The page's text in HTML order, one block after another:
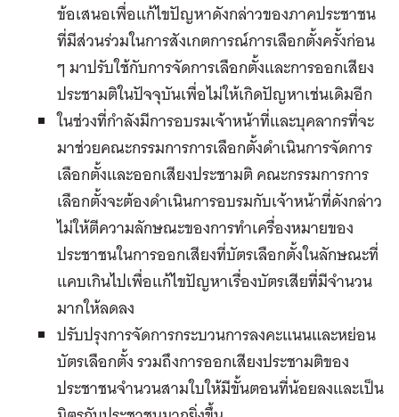
ข้อเสนอเพื่อแก้ไขปัญหาดังกล่าวของภาคประชาชน
ที่มีส่วนร่วมในการสังเกตการณ์การเลือกตั้งครั้งก่อน
ๆ มาปรับใช้กับการจัดการเลือกตั้งและการออกเสียง
ประชามติในปัจจุบันเพื่อไม่ให้เกิดปัญหาเช่นเดิมอีก
ในช่วงที่กำลังมีการอบรมเจ้าหน้าที่และบุคลากรที่จะ
มาช่วยคณะกรรมการการเลือกตั้งดำเนินการจัดการ
เลือกตั้งและออกเสียงประชามติ คณะกรรมการการ
เลือกตั้งจะต้องดำเนินการอบรมกับเจ้าหน้าที่ดังกล่าว
ไม่ให้ตีความลักษณะของการทำเครื่องหมายของ
ประชาชนในการออกเสียงที่บัตรเลือกตั้งในลักษณะที่
แคบเกินไปเพื่อแก้ไขปัญหาเรื่องบัตรเสียที่มีจำนวน
มากให้ลดลง
ปรับปรุงการจัดการกระบวนการลงคะแนนและหย่อน
บัตรเลือกตั้ง รวมถึงการออกเสียงประชามติของ
ประชาชนจำนวนสามใบให้มีขั้นตอนที่น้อยลงและเป็น